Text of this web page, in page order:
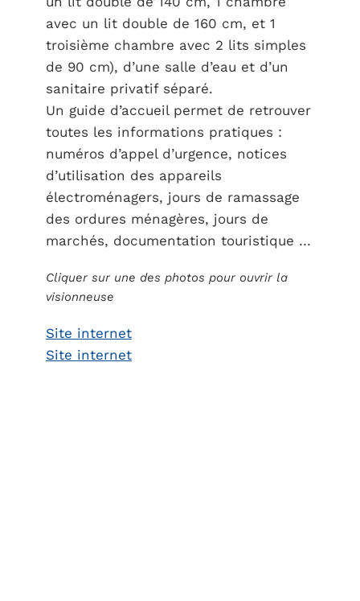
avec un lit double de 160 cm, et 1
troisième chambre avec 2 lits simples
de 90 cm), d’une salle d’eau et d’un
sanitaire privatif séparé.
Un guide d’accueil permet de retrouver
toutes les informations pratiques :
numéros d’appel d’urgence, notices
d’utilisation des appareils
électroménagers, jours de ramassage
des ordures ménagères, jours de
marchés, documentation touristique …
Cliquer sur une des photos pour ouvrir la
visionneuse
Site internet
Site internet